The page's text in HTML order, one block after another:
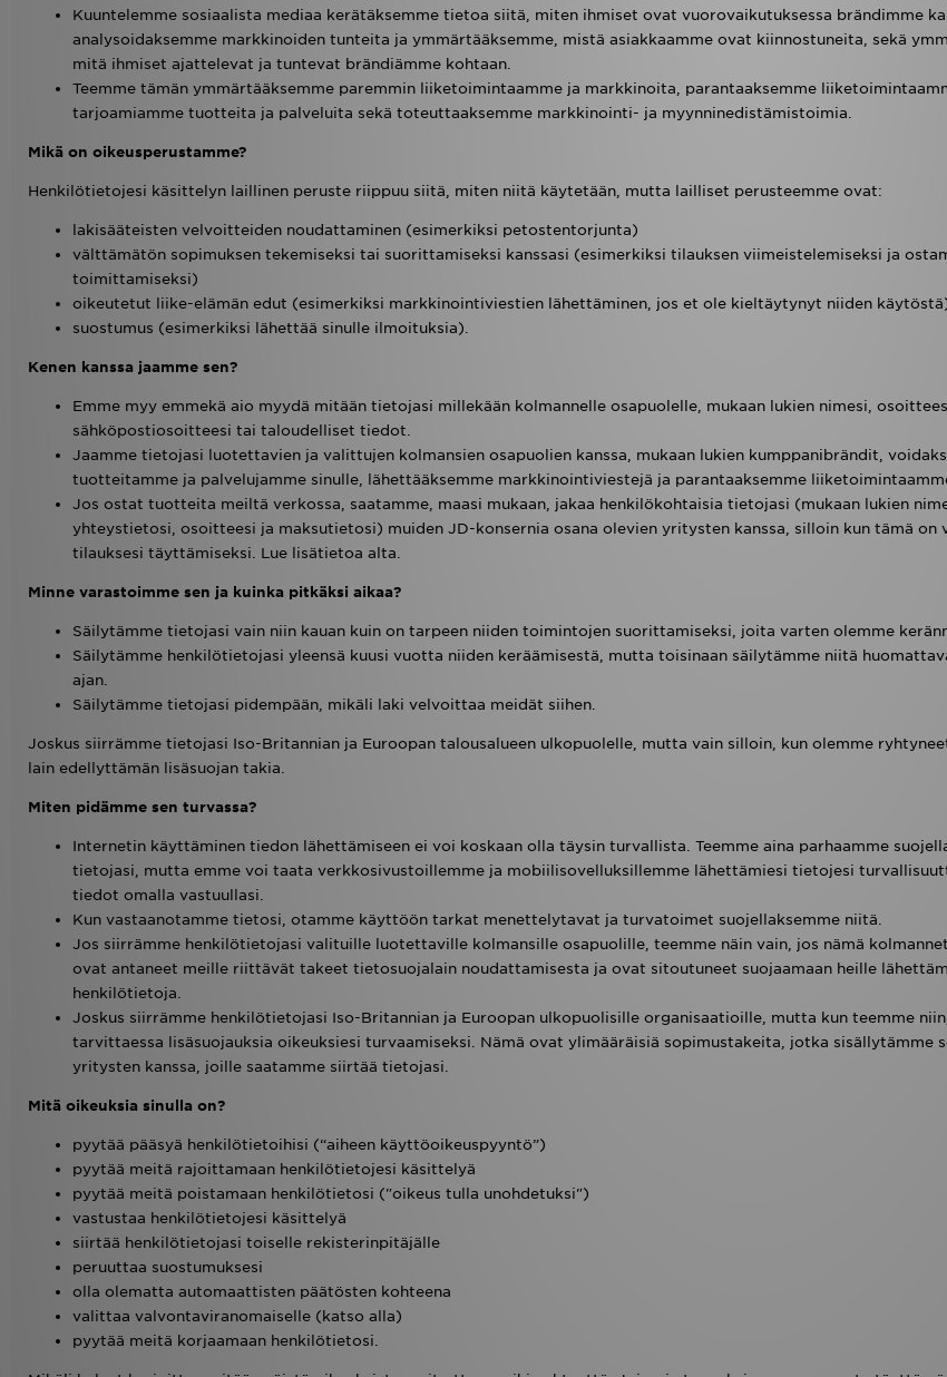
Kuuntelemme sosiaalista mediaa kerätäksemme tietoa siitä, miten ihmiset ovat vuorovaikutuksessa brändimme
analysoidaksemme markkinoiden tunteita ja ymmärtääksemme, mistä asiakkaamme ovat kiinnostuneita, sekä
mitä ihmiset ajattelevat ja tuntevat brändiämme kohtaan.
Teemme tämän ymmärtääksemme paremmin liiketoimintaamme ja markkinoita, parantaaksemme
tarjoamiamme tuotteita ja palveluita sekä toteuttaaksemme markkinointi- ja myynninedistämistoimia.
Mikä on oikeusperustamme?
Henkilötietojesi käsittelyn laillinen peruste riippuu siitä, miten niitä käytetään, mutta lailliset perusteemme ovat:
lakisääteisten velvoitteiden noudattaminen (esimerkiksi petostentorjunta)
välttämätön sopimuksen tekemiseksi tai suorittamiseksi kanssasi (esimerkiksi tilauksen viimeistelemiseksi ja
toimittamiseksi)
oikeutetut liike-elämän edut (esimerkiksi markkinointiviestien lähettäminen, jos et ole kieltäytynyt niiden
suostumus (esimerkiksi lähettää sinulle ilmoituksia).
Kenen kanssa jaamme sen?
Emme myy emmekä aio myydä mitään tietojasi millekään kolmannelle osapuolelle, mukaan lukien nimesi,
sähköpostiosoitteesi tai taloudelliset tiedot.
Jaamme tietojasi luotettavien ja valittujen kolmansien osapuolien kanssa, mukaan lukien kumppanibrändit,
tuotteitamme ja palvelujamme sinulle, lähettääksemme markkinointiviestejä ja parantaaksemme
Jos ostat tuotteita meiltä verkossa, saatamme, maasi mukaan, jakaa henkilökohtaisia tietojasi (mukaan lukien
yhteystietosi, osoitteesi ja maksutietosi) muiden JD-konsernia osana olevien yritysten kanssa, silloin kun tämä on
tilauksesi täyttämiseksi. Lue lisätietoa alta.
Minne varastoimme sen ja kuinka pitkäksi aikaa?
Säilytämme tietojasi vain niin kauan kuin on tarpeen niiden toimintojen suorittamiseksi, joita varten olemme
Säilytämme henkilötietojasi yleensä kuusi vuotta niiden keräämisestä, mutta toisinaan säilytämme niitä
ajan.
Säilytämme tietojasi pidempään, mikäli laki velvoittaa meidät siihen.
Joskus siirrämme tietojasi Iso-Britannian ja Euroopan talousalueen ulkopuolelle, mutta vain silloin, kun olemme
lain edellyttämän lisäsuojan takia.
Miten pidämme sen turvassa?
Internetin käyttäminen tiedon lähettämiseen ei voi koskaan olla täysin turvallista. Teemme aina parhaamme
tietojasi, mutta emme voi taata verkkosivustoillemme ja mobiilisovelluksillemme lähettämiesi tietojesi
tiedot omalla vastuullasi.
Kun vastaanotamme tietosi, otamme käyttöön tarkat menettelytavat ja turvatoimet suojellaksemme niitä.
Jos siirrämme henkilötietojasi valituille luotettaville kolmansille osapuolille, teemme näin vain, jos nämä
ovat antaneet meille riittävät takeet tietosuojalain noudattamisesta ja ovat sitoutuneet suojaamaan heille
henkilötietoja.
Joskus siirrämme henkilötietojasi Iso-Britannian ja Euroopan ulkopuolisille organisaatioille, mutta kun teemme
tarvittaessa lisäsuojauksia oikeuksiesi turvaamiseksi. Nämä ovat ylimääräisiä sopimustakeita, jotka sisällytämme
yritysten kanssa, joille saatamme siirtää tietojasi.
Mitä oikeuksia sinulla on?
pyytää pääsyä henkilötietoihisi (“aiheen käyttöoikeuspyyntö”)
pyytää meitä rajoittamaan henkilötietojesi käsittelyä
pyytää meitä poistamaan henkilötietosi ("oikeus tulla unohdetuksi")
vastustaa henkilötietojesi käsittelyä
siirtää henkilötietojasi toiselle rekisterinpitäjälle
peruuttaa suostumuksesi
olla olematta automaattisten päätösten kohteena
valittaa valvontaviranomaiselle (katso alla)
pyytää meitä korjaamaan henkilötietosi.